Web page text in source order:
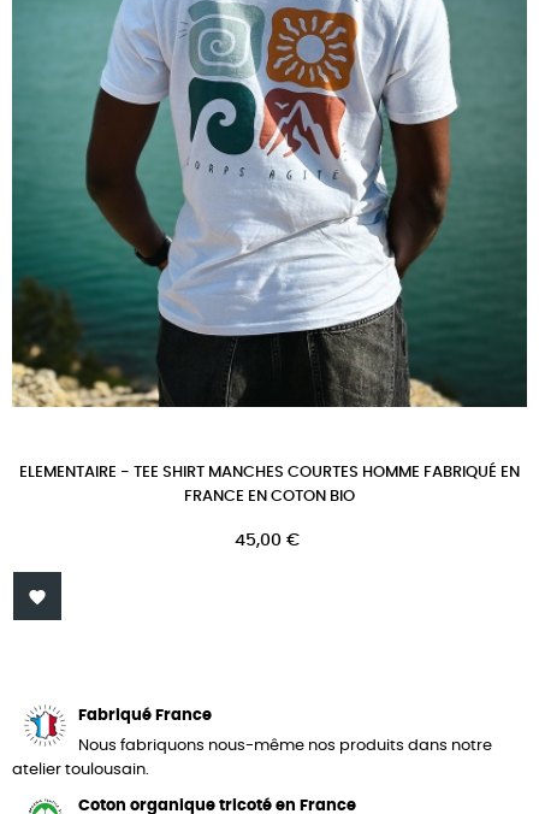
ELEMENTAIRE - TEE SHIRT MANCHES COURTES HOMME FABRIQUÉ EN
FRANCE EN COTON BIO
Prix
45,00 €

Fabriqué France
Nous fabriquons nous-même nos produits dans notre
atelier toulousain.
Coton organique tricoté en France